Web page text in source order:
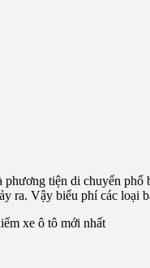
tiện di chuyển
ra. Vậy biểu phí các loại